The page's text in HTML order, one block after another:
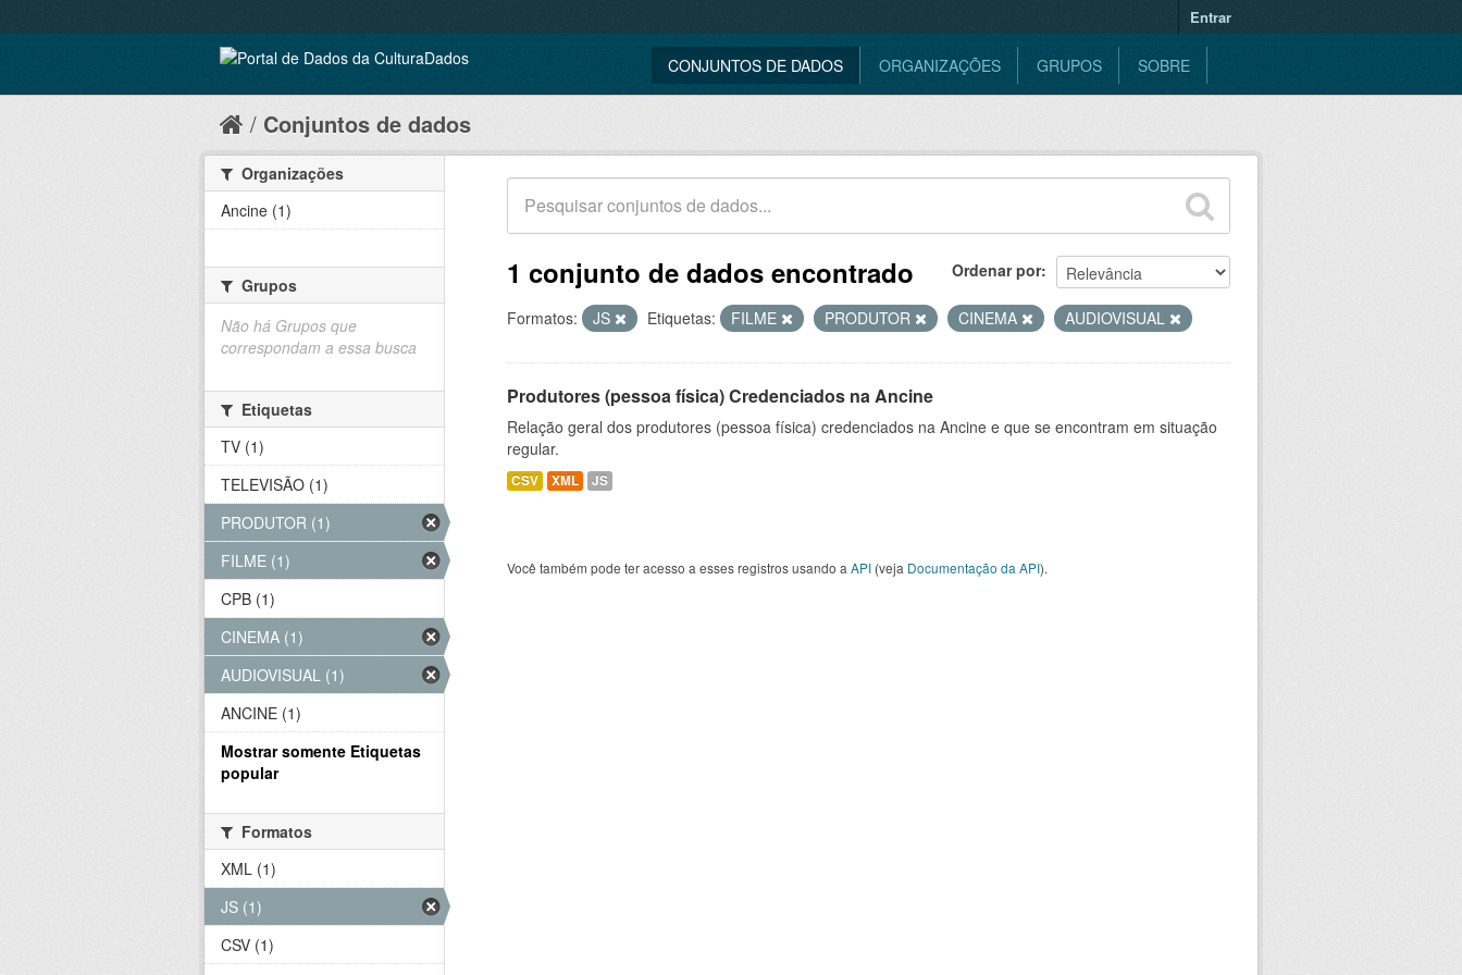
Entrar
CONJUNTOS DE DADOS ORGANIZAÇÕES GRUPOS SOBRE
Conjuntos de dados
Ordenar por
1 conjunto de dados encontrado
Formatos: JS Etiquetas: FILME PRODUTOR CINEMA AUDIOVISUAL
Produtores (pessoa física) Credenciados na Ancine
Relação geral dos produtores (pessoa física) credenciados na Ancine e que se encontram em situação
regular.
CSV XML JS
Você também pode ter acesso a esses registros usando a API (veja Documentação da API).
Organizações
Ancine (1)
Grupos
Não há Grupos que
correspondam a essa busca
Etiquetas
TV (1)
TELEVISÃO (1)
PRODUTOR (1)
FILME (1)
CPB (1)
CINEMA (1)
AUDIOVISUAL (1)
ANCINE (1)
Mostrar somente Etiquetas
popular
Formatos
XML (1)
JS (1)
CSV (1)